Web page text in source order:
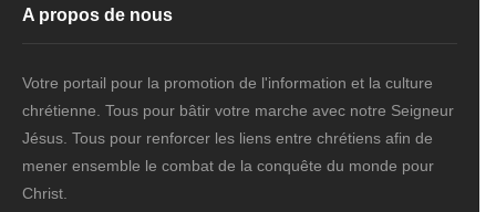
A propos de nous
Votre portail pour la promotion de l'information et la culture
chrétienne. Tous pour bâtir votre marche avec notre Seigneur
Jésus. Tous pour renforcer les liens entre chrétiens afin de
mener ensemble le combat de la conquête du monde pour
Christ.